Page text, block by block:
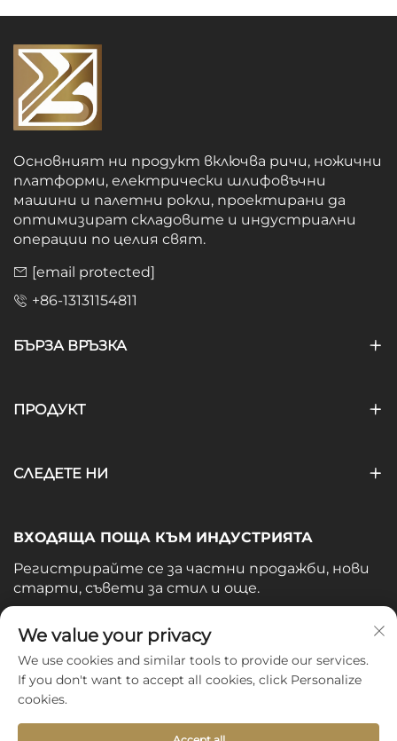
Основният ни продукт включва ричи, ножични
платформи, електрически шлифовъчни
машини и палетни рокли, проектирани да
оптимизират складовите и индустриални
операции по целия свят.
[email protected]
+86-13131154811
БЪРЗА ВРЪЗКА
ПРОДУКТ
СЛЕДЕТЕ НИ
ВХОДЯЩА ПОЩА КЪМ ИНДУСТРИЯТА
Регистрирайте се за частни продажби, нови
старти, съвети за стил и още.
Вашият имейл
Subscribe
We value your privacy
We use cookies and similar tools to provide our services.
If you don't want to accept all cookies, click Personalize
cookies.